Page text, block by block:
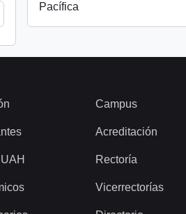
Añadir al portapapeles
Pacífica
Campus
Acreditación
Rectoría
Vicerrectorías